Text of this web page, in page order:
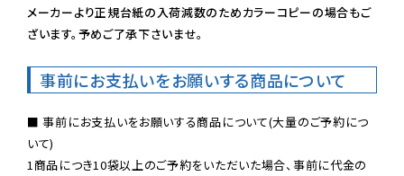
メーカーより正規台紙の入荷減数のためカラーコピーの場合もご
ざいます。予めご了承下さいませ。
事前にお支払いをお願いする商品について
■ 事前にお支払いをお願いする商品について(大量のご予約につ
いて)
1商品につき10袋以上のご予約をいただいた場合、事前に代金の